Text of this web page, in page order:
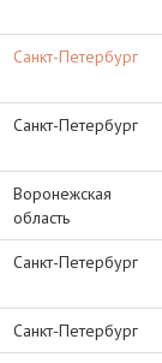
Санкт-Петербург
Санкт-Петербург
Воронежская
область
Санкт-Петербург
Санкт-Петербург